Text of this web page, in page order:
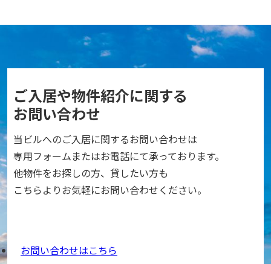
ご入居や物件紹介に関する
お問い合わせ
当ビルへのご入居に関するお問い合わせは
専用フォームまたはお電話にて承っております。
他物件をお探しの方、貸したい方も
こちらよりお気軽にお問い合わせください。
お問い合わせはこちら